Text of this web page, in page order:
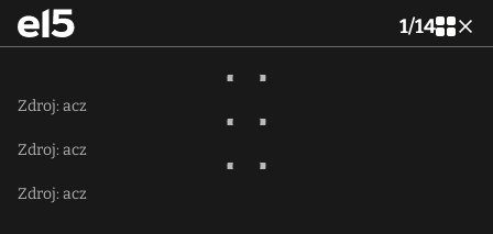
1/14
Zdroj: acz
Zdroj: acz
Zdroj: acz